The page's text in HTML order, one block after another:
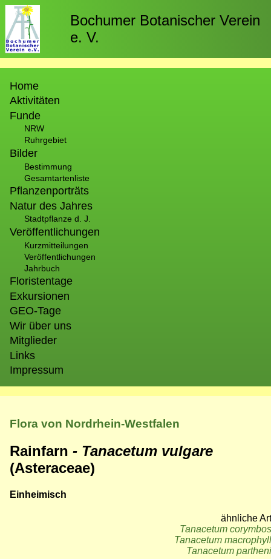
Direkt
zum
Inhalt
Bochumer Botanischer Verein
e. V.
Home
Aktivitäten
Funde
NRW
Ruhrgebiet
Bilder
Bestimmung
Gesamtartenliste
Pflanzenporträts
Natur des Jahres
Stadtpflanze d. J.
Veröffentlichungen
Kurzmitteilungen
Veröffentlichungen
Jahrbuch
Floristentage
Exkursionen
GEO-Tage
Wir über uns
Mitglieder
Links
Impressum
Flora von Nordrhein-Westfalen
Rainfarn - Tanacetum vulgare
(Asteraceae)
Einheimisch
ähnliche
Tanacetum
Tanacetum
Tanacetum